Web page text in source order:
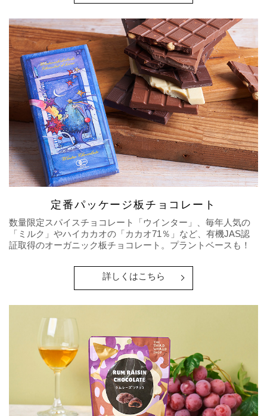
定番パッケージ板チョコレート
数量限定スパイスチョコレート「ウインター」、毎年人気の
「ミルク」やハイカカオの「カカオ71％」など、有機JAS認
証取得のオーガニック板チョコレート。プラントベースも！
詳しくはこちら